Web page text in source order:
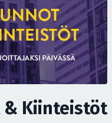
& Kiinteistöt